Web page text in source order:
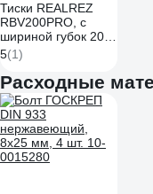
Тиски REALREZ
RBV200PRO, с
шириной губок 200
мм REZ-RBV200-
PRO
5(1)
Расходные